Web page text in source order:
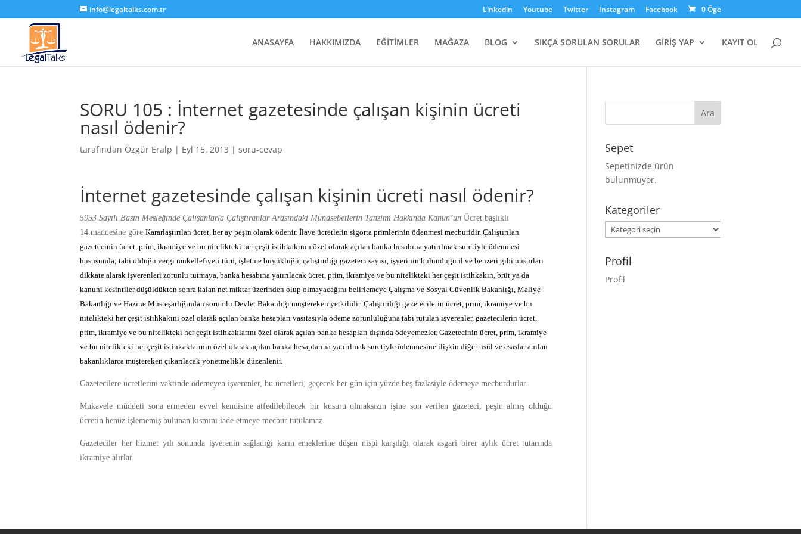
info@legaltalks.com.tr Linkedin Youtube Twitter İnstagram Facebook 0 Öge
ANASAYFA HAKKIMIZDA EĞİTİMLER MAĞAZA BLOG SIKÇA SORULAN SORULAR GİRİŞ YAP KAYIT OL
SORU 105 : İnternet gazetesinde çalışan kişinin ücreti
nasıl ödenir?
tarafından Özgür Eralp | Eyl 15, 2013 |soru-cevap
İnternet gazetesinde çalışan kişinin ücreti nasıl ödenir?
5953 Sayılı Basın Mesleğinde Çalışanlarla Çalıştıranlar Arasındaki Münasebetlerin Tanzimi Hakkında Kanun’unÜcret başlıklı
14.maddesine göreKararlaştırılan ücret, her ay peşin olarak ödenir. İlave ücretlerin sigorta primlerinin ödenmesi mecburidir. Çalıştırılan
gazetecinin ücret, prim, ikramiye ve bu nitelikteki her çeşit istihkakının özel olarak açılan banka hesabına yatırılmak suretiyle ödenmesi
hususunda; tabi olduğu vergi mükellefiyeti türü, işletme büyüklüğü, çalıştırdığı gazeteci sayısı, işyerinin bulunduğu il ve benzeri gibi unsurları
dikkate alarak işverenleri zorunlu tutmaya, banka hesabına yatırılacak ücret, prim, ikramiye ve bu nitelikteki her çeşit istihkakın, brüt ya da
kanuni kesintiler düşüldükten sonra kalan net miktar üzerinden olup olmayacağını belirlemeye Çalışma ve Sosyal Güvenlik Bakanlığı, Maliye
Bakanlığı ve Hazine Müsteşarlığından sorumlu Devlet Bakanlığı müştereken yetkilidir. Çalıştırdığı gazetecilerin ücret, prim, ikramiye ve bu
nitelikteki her çeşit istihkakını özel olarak açılan banka hesapları vasıtasıyla ödeme zorunluluğuna tabi tutulan işverenler, gazetecilerin ücret,
prim, ikramiye ve bu nitelikteki her çeşit istihkaklarını özel olarak açılan banka hesapları dışında ödeyemezler. Gazetecinin ücret, prim, ikramiye
ve bu nitelikteki her çeşit istihkaklarının özel olarak açılan banka hesaplarına yatırılmak suretiyle ödenmesine ilişkin diğer usûl ve esaslar anılan
bakanlıklarca müştereken çıkarılacak yönetmelikle düzenlenir.
Gazetecilere ücretlerini vaktinde ödemeyen işverenler, bu ücretleri, geçecek her gün için yüzde beş fazlasiyle ödemeye mecburdurlar.
Mukavele müddeti sona ermeden evvel kendisine atfedilebilecek bir kusuru olmaksızın işine son verilen gazeteci, peşin almış olduğu
ücretin henüz işlememiş bulunan kısmını iade etmeye mecbur tutulamaz.
Gazeteciler her hizmet yılı sonunda işverenin sağladığı karın emeklerine düşen nispi karşılığı olarak asgari birer aylık ücret tutarında
ikramiye alırlar.
Sepet
Sepetinizde ürün
bulunmuyor.
Kategoriler
Kategoriler
Profil
Profil